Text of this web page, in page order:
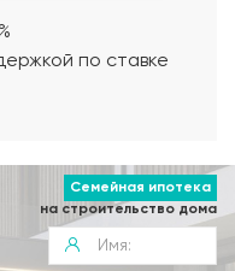
по ставке
Семейная ипотека
на строительство дома